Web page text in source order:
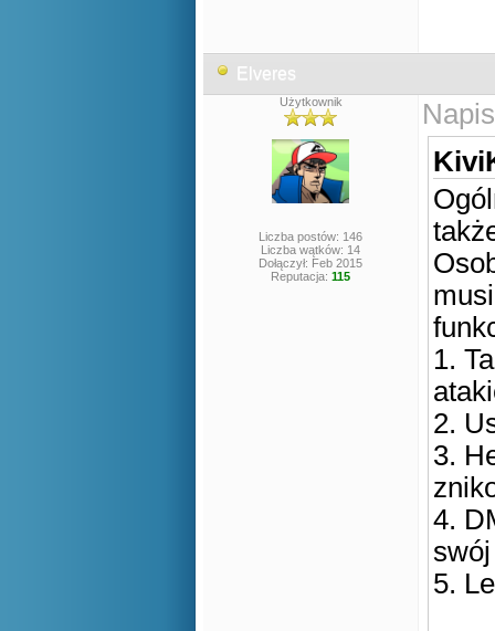
Elveres
Użytkownik
Liczba postów: 146
Liczba wątków: 14
Dołączył: Feb 2015
Reputacja: 115
1.
2.
3.
4.
5.